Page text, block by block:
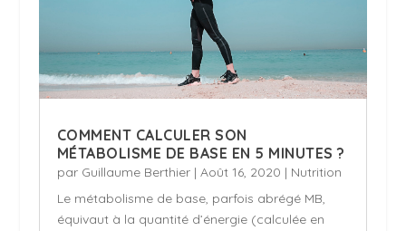
COMMENT CALCULER SON
MÉTABOLISME DE BASE EN 5 MINUTES ?
par Guillaume Berthier| Août 16, 2020 | Nutrition
Le métabolisme de base, parfois abrégé MB,
équivaut à la quantité d’énergie (calculée en